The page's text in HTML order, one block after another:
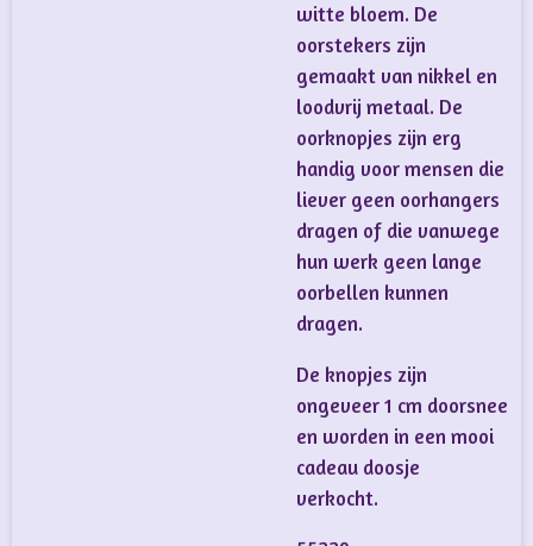
witte bloem. De
oorstekers zijn
gemaakt van nikkel en
loodvrij metaal. De
oorknopjes zijn erg
handig voor mensen die
liever geen oorhangers
dragen of die vanwege
hun werk geen lange
oorbellen kunnen
dragen.
De knopjes zijn
ongeveer 1 cm doorsnee
en worden in een mooi
cadeau doosje
verkocht.